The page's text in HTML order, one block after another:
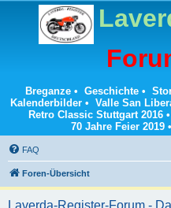
Breganze• Geschichte•
Kalenderbilder• Valle San
Retro Classic Stuttgart 2016 •
70 Jahre Feier 2019
FAQ
Foren-Übersicht
Laverda-Register-Forum -